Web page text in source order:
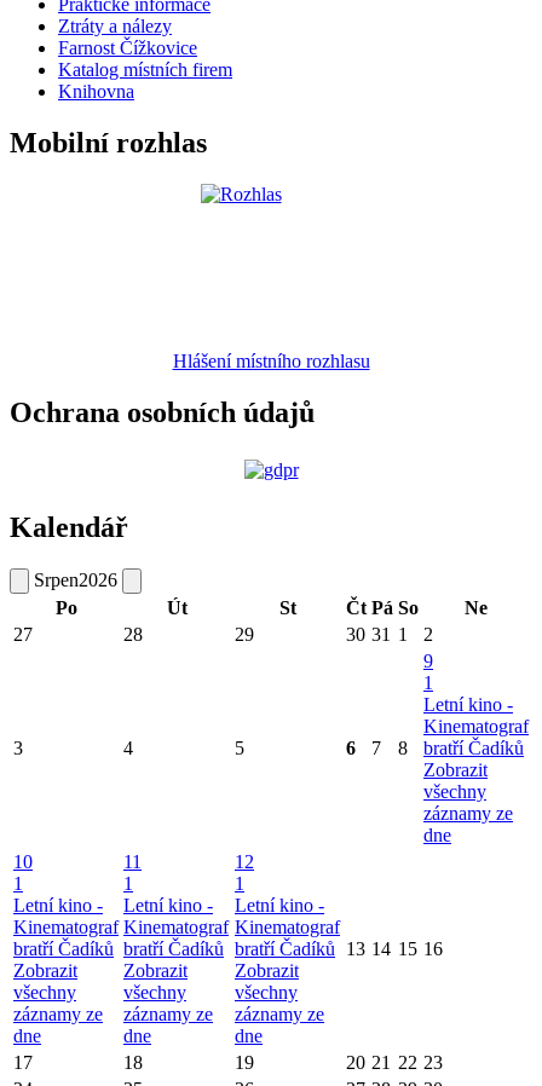
Praktické informace
Ztráty a nálezy
Farnost Čížkovice
Katalog místních firem
Knihovna
Mobilní rozhlas
Hlášení místního rozhlasu
Ochrana osobních údajů
Kalendář
Srpen2026
Po
Út St Čt Pá So
Ne
27
28 29 30 31 1 2
3 4 5 6 7 8
9
1
Letní kino -
Kinematograf
bratří Čadíků
Zobrazit
všechny
záznamy ze
dne
10
1
Letní kino -
Kinematograf
bratří Čadíků
Zobrazit
všechny
záznamy ze
dne
11
1
Letní kino -
Kinematograf
bratří Čadíků
Zobrazit
všechny
záznamy ze
dne
12
1
Letní kino -
Kinematograf
bratří Čadíků
Zobrazit
všechny
záznamy ze
dne
13 14 15 16
17 18 19 20 21 22 23